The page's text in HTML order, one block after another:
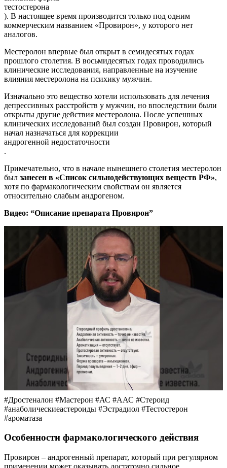
тестостерона
). В настоящее время производится только под одним
коммерческим названием «Провирон», у которого нет
аналогов.
Местеролон впервые был открыт в семидесятых годах
прошлого столетия. В восьмидесятых годах проводились
клинические исследования, направленные на изучение
влияния местеролона на психику мужчин.
Изначально это вещество хотели использовать для лечения
депрессивных расстройств у мужчин, но впоследствии были
открыты другие действия местеролона. После уcпешных
клинических исследований был создан Провирон, который
начал назначаться для коррекции
андрогенной недостаточности
.
Примечательно, что в начале нынешнего столетия местеролон
был занесен в «Список сильнодействующих веществ РФ»,
хотя по фармакологическим свойствам он является
относительно слабым андрогеном.
Видео: “Описание препарата Провирон”
#Дростеналон #Мастерон #АС #ААС #Стероид
#анаболическиеастероиды #Эстрадиол #Тестостерон
#ароматаза
Особенности фармакологического действия
Провирон – андрогенный препарат, который при регулярном